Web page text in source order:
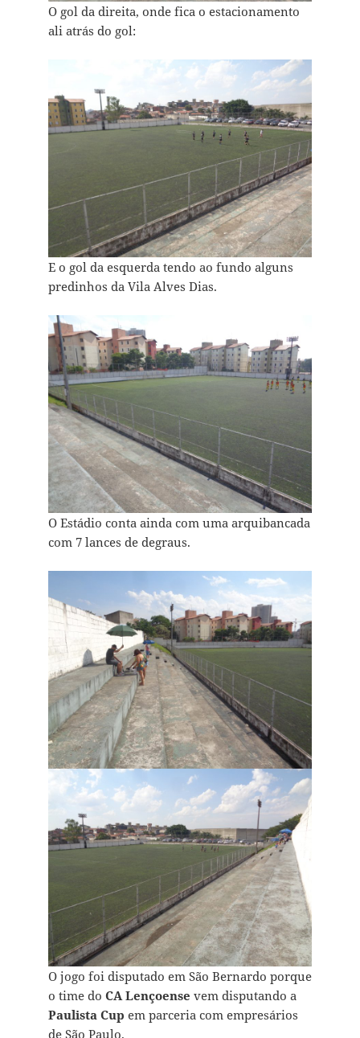
O gol da direita, onde fica o estacionamento
ali atrás do gol:
E o gol da esquerda tendo ao fundo alguns
predinhos da Vila Alves Dias.
O Estádio conta ainda com uma arquibancada
com 7 lances de degraus.
O jogo foi disputado em São Bernardo porque
o time do CA Lençoense vem disputando a
Paulista Cup em parceria com empresários
de São Paulo.